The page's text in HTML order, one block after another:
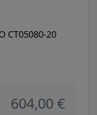
CT05080-20
604,00 €